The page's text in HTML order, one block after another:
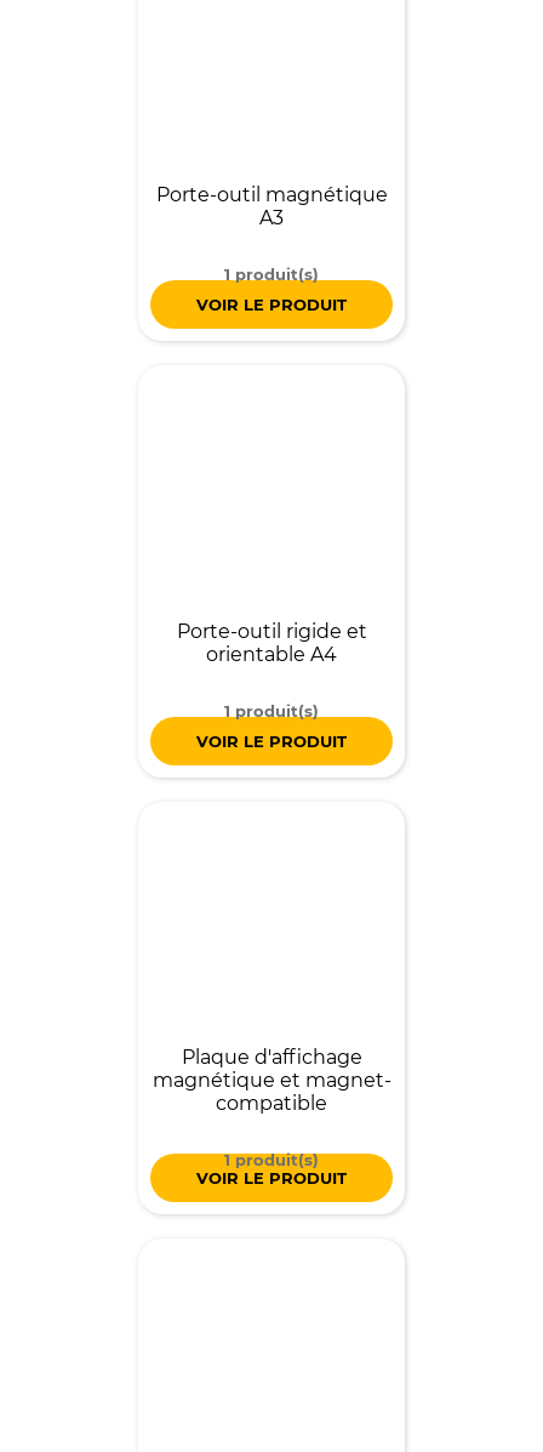
Porte-outil magnétique
A3
1 produit(s)
VOIR LE PRODUIT
Porte-outil rigide et
orientable A4
1 produit(s)
VOIR LE PRODUIT
Plaque d'affichage
magnétique et magnet-
compatible
1 produit(s)
VOIR LE PRODUIT